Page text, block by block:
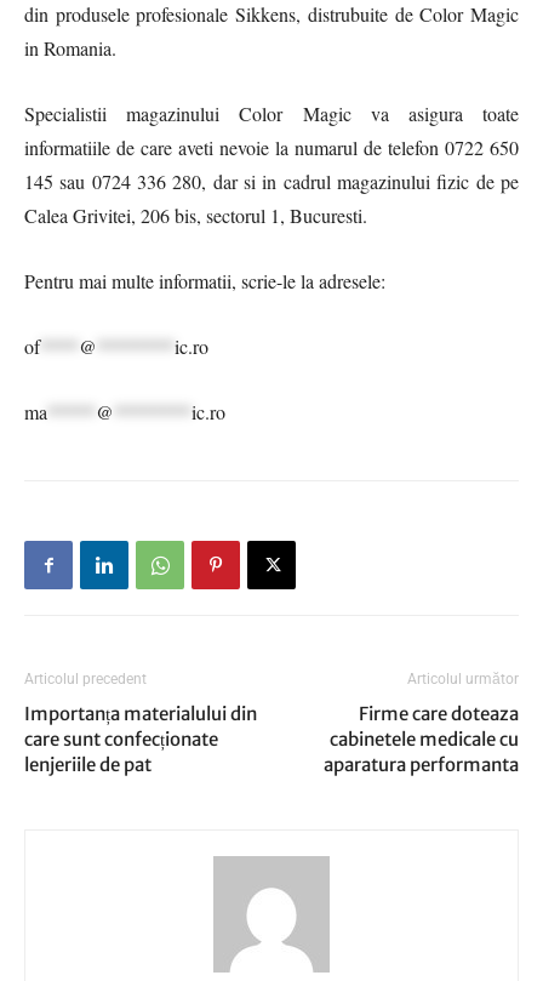
din produsele profesionale Sikkens, distrubuite de Color Magic
in Romania.
Specialistii magazinului Color Magic va asigura toate
informatiile de care aveti nevoie la numarul de telefon 0722 650
145 sau 0724 336 280, dar si in cadrul magazinului fizic de pe
Calea Grivitei, 206 bis, sectorul 1, Bucuresti.
Pentru mai multe informatii, scrie-le la adresele:
of**** @ ic.ro
ma @ ic.ro
Articolul precedent
Importanța materialului din
care sunt confecționate
lenjeriile de pat
Articolul următor
Firme care doteaza
cabinetele medicale cu
aparatura performanta